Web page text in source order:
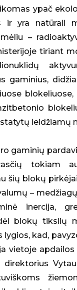
ypač
ir yra natūrali
–
tiriant
gaminius,
leidžiamų
gaminių
tokiam
šių blokų
–
inercija,
blokų tikslių
kad,
vietoje apdailos
direktorius